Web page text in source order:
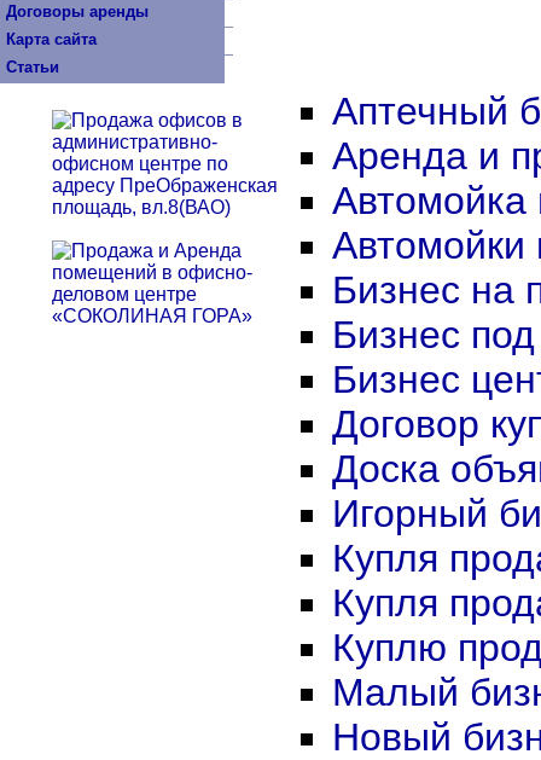
Договоры аренды
Карта сайта
Статьи
Аптечный
Аренда и
Автомойка
Автомойки
Бизнес на
Бизнес
Бизнес
Договор
Доска
Игорный
Купля
Купля
Куплю
Малый
Новый